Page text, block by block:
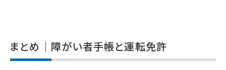
まとめ｜障がい者手帳と運転免許